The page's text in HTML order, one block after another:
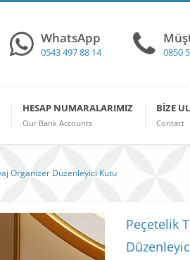
WhatsApp
0543 497 88 14 0850
HESAP NUMARALARIMIZ
Our Bank Accounts
BIZE
Contact
Organizer Düzenleyici Kutu
Peçetelik